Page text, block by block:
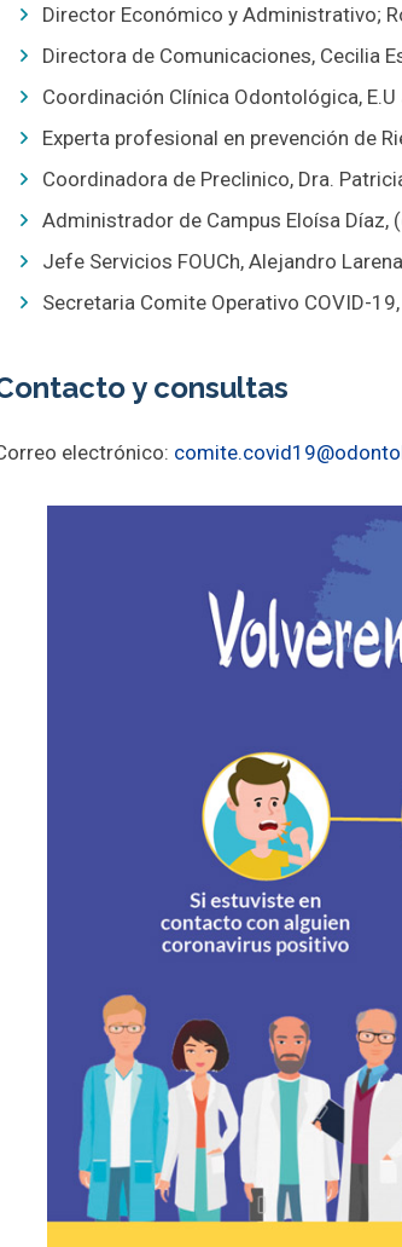
Director Económico y Administrativo;
Directora de Comunicaciones, Cecilia
Coordinación Clínica Odontológica,
Experta profesional en prevención de
Coordinadora de Preclinico, Dra.
Administrador de Campus Eloísa Díaz,
Jefe Servicios FOUCh, Alejandro
Secretaria Comite Operativo COVID-
y consultas
electrónico: